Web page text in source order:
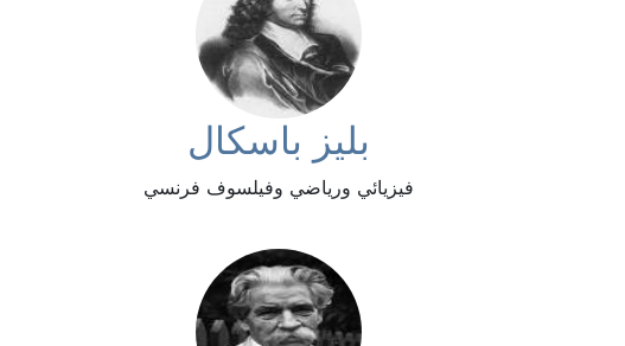
بليز باسكال
فيزيائي ورياضي وفيلسوف فرنسي